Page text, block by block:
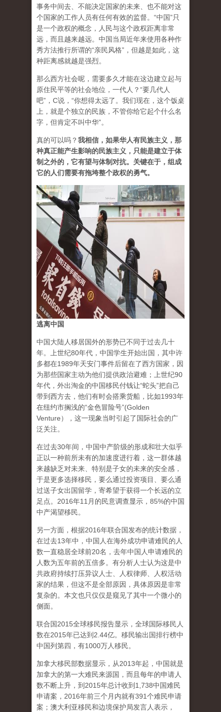
事务中间去、不能决定国家的未来、也不能对这
个国家的工作人员有任何有效的监督。“中国”只
是一个政权的概念，人民与这个政权距离非常
远，而且越来越远。中国当局近年来使用各种作
秀方法推行所谓的“亲民风格”，但越是如此，这
种距离感就越是强烈。
那么西方社会呢，需要多久才能在这边建立起与
原住民平等的社会地位，一代人？“要几代人
吧”，C说，“你想得太远了。我们现在，这个饭桌
上，就是个独立的民族，不管你给它起个什么名
字，但肯定不叫中华”。
真的可以吗？我相信，如果华人有民族主义，那
种真正能产生影响的民族主义，只能是建立于体
制之外的，它有望与体制对抗。关键在于，组成
它的人们需要有拖垮整个政权的勇气。
逃离中国
中国大陆人移居国外的形势已不同于过去几十
年。上世纪80年代，中国学生开始出国，其中许
多都在1989年天安门事件后留在了西方国家，因
为那些国家主动为他们提供政治避难；上世纪90
年代，外出淘金的中国移民付钱让“蛇头”把自己
带到西方去，他们有时会搭乘货船，比如1993年
在纽约市搁浅的“金色冒险号”(Golden
Venture），这一现象当时引起了国际社会的广
泛关注。
在过去30年间，中国中产阶级的形成和壮大似乎
正以一种前所未有的加速度进行着，这一群体越
来越缺乏对未来、特别是子女的未来的安全感，
于是更多选择移民，要么通过投资项目、要么通
过送子女出国留学，寄希望于获得一个长远的立
足点。2016年11月的民意调查显示，85%的中国
中产渴望移民。
另一方面，根据2016年联合国发布的统计数据，
在过去13年中，中国人在海外成功申请难民的人
数一直稳居全球前20名，去年中国人申请难民的
人数为五年前的五倍多。有分析人士认为这是中
共政府持续打压异议人士、人权律师、人权活动
家的结果，但这不是全部原因，具体原因是非常
复杂的。本文也只仅仅是窥见了其中一个微小的
侧面。
联合国2015全球移民报告显示，全球国际移民人
数在2015年已达到2.44亿。移民输出国排行榜中
中国列第四，有1000万人移民。
加拿大移民部数据显示，从2013年起，中国就是
加拿大的第一大难民来源国，而且每年的申请人
数不断上升，到2015年总计收到1,738中国难民
申请案，2016年前三个月内就有391个难民申请
案；澳大利亚移民和边境保护局发言人表示，